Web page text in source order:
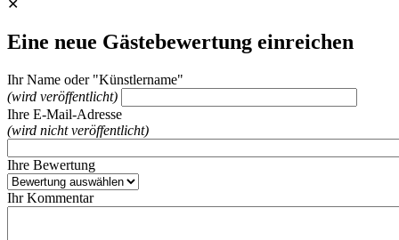
✕
Eine neue Gästebewertung einreichen
Ihr Name oder "Künstlername"
(wird veröffentlicht)
Ihre E-Mail-Adresse
(wird nicht veröffentlicht)
Ihre Bewertung
Ihr Kommentar